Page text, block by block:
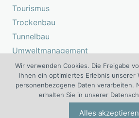
Tourismus
Trockenbau
Tunnelbau
Umweltmanagement
Umweltschutz
Unterhaltungsindustrie
Veranstaltung, Event
Wir verwenden Cookies. Die Freigabe
Ihnen ein optimiertes Erlebnis unserer
personenbezogene Daten verarbeiten.
erhalten Sie in unserer
Alles akzeptieren